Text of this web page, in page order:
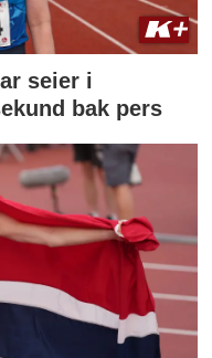
seier i
bak pers